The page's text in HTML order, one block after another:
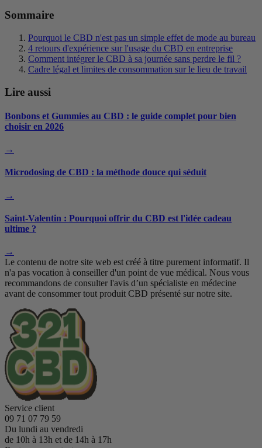
Sommaire
Pourquoi le CBD n'est pas un simple effet de mode au bureau
4 retours d'expérience sur l'usage du CBD en entreprise
Comment intégrer le CBD à sa journée sans perdre le fil ?
Cadre légal et limites de consommation sur le lieu de travail
Lire aussi
Bonbons et Gummies au CBD : le guide complet pour bien
choisir en 2026
→
Microdosing de CBD : la méthode douce qui séduit
→
Saint-Valentin : Pourquoi offrir du CBD est l'idée cadeau
ultime ?
→
Le contenu de notre site web est créé à titre purement informatif. Il
n'a pas vocation à conseiller d'un point de vue médical. Nous vous
recommandons de consulter l'avis d’un spécialiste en médecine
avant de consommer tout produit CBD présenté sur notre site.
Service client
09 71 07 79 59
Du lundi au vendredi
de 10h à 13h et de 14h à 17h